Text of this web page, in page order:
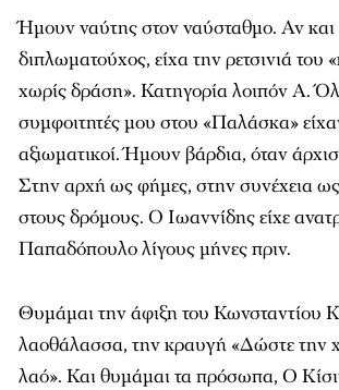
Ήμουν ναύτης στον ναύσταθμο. Αν και
διπλωματούχος, είχα την ρετσινιά του
χωρίς δράση». Κατηγορία λοιπόν Α.
συμφοιτητές μου στου «Παλάσκα»
αξιωματικοί. Ήμουν βάρδια, όταν
Στην αρχή ως φήμες, στην συνέχεια
στους δρόμους. Ο Ιωαννίδης είχε
Παπαδόπουλο λίγους μήνες πριν.
Θυμάμαι την άφιξη του Κωνσταντίου
λαοθάλασσα, την κραυγή «Δώστε την
λαό». Και θυμάμαι τα πρόσωπα, Ο